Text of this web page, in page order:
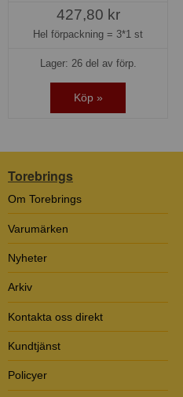
427,80 kr
Hel förpackning = 3*1 st
Lager: 26 del av förp.
Köp »
Torebrings
Om Torebrings
Varumärken
Nyheter
Arkiv
Kontakta oss direkt
Kundtjänst
Policyer